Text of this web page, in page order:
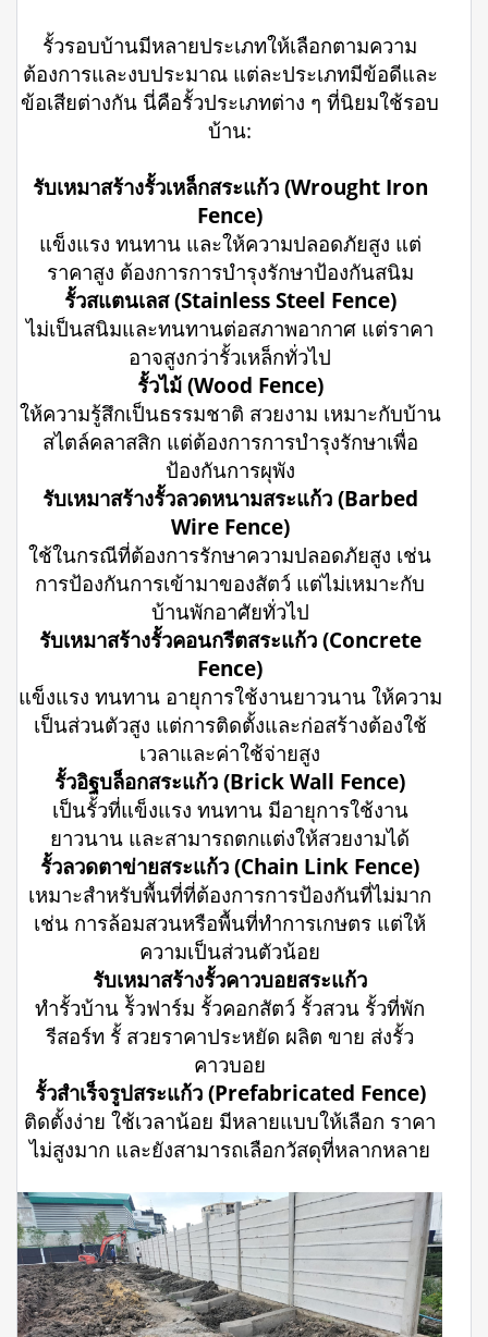
รั้วรอบบ้านมีหลายประเภทให้เลือกตามความ
ต้องการและงบประมาณ แต่ละประเภทมีข้อดีและ
ข้อเสียต่างกัน นี่คือรั้วประเภทต่าง ๆ ที่นิยมใช้รอบ
บ้าน:
รับเหมาสร้างรั้วเหล็กสระแก้ว (Wrought Iron
Fence)
แข็งแรง ทนทาน และให้ความปลอดภัยสูง แต่
ราคาสูง ต้องการการบำรุงรักษาป้องกันสนิม
รั้วสแตนเลส (Stainless Steel Fence)
ไม่เป็นสนิมและทนทานต่อสภาพอากาศ แต่ราคา
อาจสูงกว่ารั้วเหล็กทั่วไป
รั้วไม้ (Wood Fence)
ให้ความรู้สึกเป็นธรรมชาติ สวยงาม เหมาะกับบ้าน
สไตล์คลาสสิก แต่ต้องการการบำรุงรักษาเพื่อ
ป้องกันการผุพัง
รับเหมาสร้างรั้วลวดหนามสระแก้ว (Barbed
Wire Fence)
ใช้ในกรณีที่ต้องการรักษาความปลอดภัยสูง เช่น
การป้องกันการเข้ามาของสัตว์ แต่ไม่เหมาะกับ
บ้านพักอาศัยทั่วไป
รับเหมาสร้างรั้วคอนกรีตสระแก้ว (Concrete
Fence)
แข็งแรง ทนทาน อายุการใช้งานยาวนาน ให้ความ
เป็นส่วนตัวสูง แต่การติดตั้งและก่อสร้างต้องใช้
เวลาและค่าใช้จ่ายสูง
รั้วอิฐบล็อกสระแก้ว (Brick Wall Fence)
เป็นรั้วที่แข็งแรง ทนทาน มีอายุการใช้งาน
ยาวนาน และสามารถตกแต่งให้สวยงามได้
รั้วลวดตาข่ายสระแก้ว (Chain Link Fence)
เหมาะสำหรับพื้นที่ที่ต้องการการป้องกันที่ไม่มาก
เช่น การล้อมสวนหรือพื้นที่ทำการเกษตร แต่ให้
ความเป็นส่วนตัวน้อย
รับเหมาสร้างรั้วคาวบอยสระแก้ว
ทำรั้วบ้าน ร้ัวฟาร์ม รั้วคอกสัตว์ รั้วสวน รั้วที่พัก
รีสอร์ท รั้ สวยราคาประหยัด ผลิต ขาย ส่งรั้ว
คาวบอย
รั้วสำเร็จรูปสระแก้ว (Prefabricated Fence)
ติดตั้งง่าย ใช้เวลาน้อย มีหลายแบบให้เลือก ราคา
ไม่สูงมาก และยังสามารถเลือกวัสดุที่หลากหลาย